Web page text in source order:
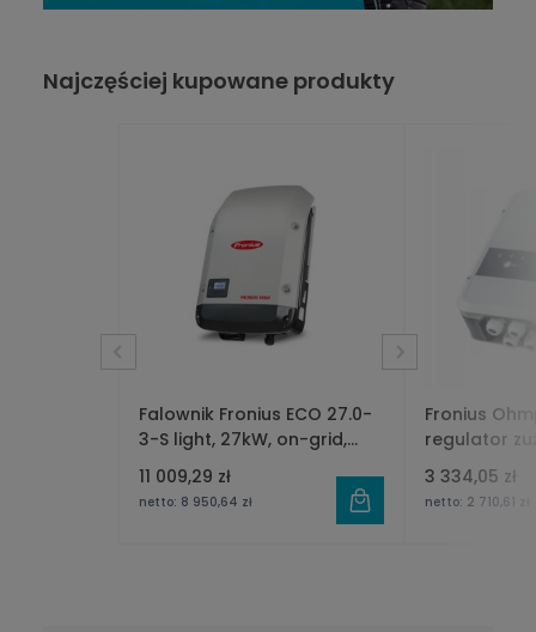
Najczęściej kupowane produkty
Falownik Fronius ECO 27.0-
3-S light, 27kW, on-grid,
trójfazowy, 1 mppt,
wyświetlacz, bez wifi
11 009,29 zł
netto: 8 950,64 zł
Fronius
regulator
3 334,05 zł
netto: 2 710,61 zł